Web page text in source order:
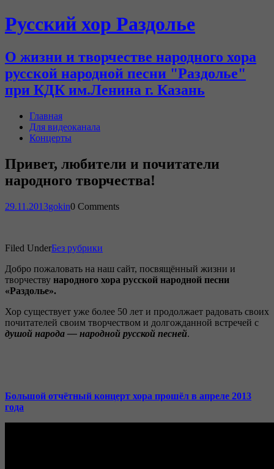
Русский хор Раздолье
О жизни и творчестве народного хора
русской народной песни "Раздолье"
при КДК им.Ленина г. Казань
Главная
Для видеоканала
Концерты
Привет, любители и почитатели
народного творчества!
29.11.2013gokin0 Comments
Filed UnderБез рубрики
Добро пожаловать на наш сайт, посвящённый жизни и
творчеству народного хора русской народной песни
«Раздолье».
Хор существует уже более 50 лет и продолжает радовать своих
почитателей своим творчеством и долгожданной встречей с
душой народа — народной русской песней.
Большой отчётный концерт хора прошёл в апреле 2013
года